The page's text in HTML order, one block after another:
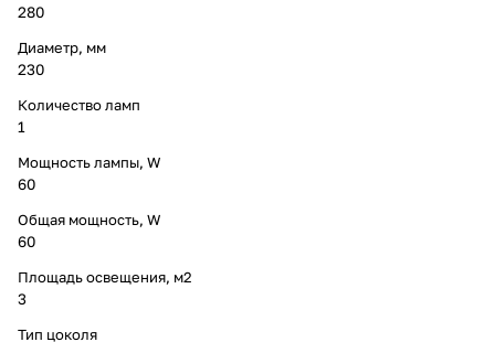
280
Диаметр, мм
230
Количество ламп
1
Мощность лампы, W
60
Общая мощность, W
60
Площадь освещения, м2
3
Тип цоколя